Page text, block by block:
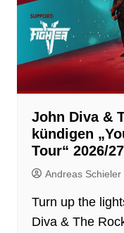
John Diva &
kündigen
Tour“ 2026/
Andreas Schieler
Turn up the
Diva & The